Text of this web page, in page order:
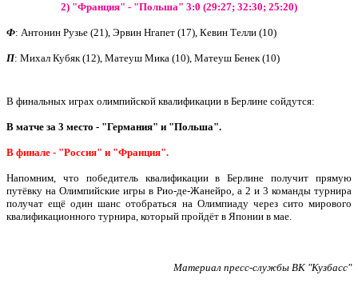
2) "Франция" - "Польша" 3:0 (29:27; 32:30; 25:20)
Ф: Антонин Рузье (21), Эрвин Нгапет (17), Кевин Телли (10)
П: Михал Кубяк (12), Матеуш Мика (10), Матеуш Бенек (10)
В финальных играх олимпийской квалификации в Берлине сойдутся:
В матче за 3 место - "Германия" и "Польша".
В финале - "Россия" и "Франция".
Напомним, что победитель квалификации в Берлине получит прямую
путёвку на Олимпийские игры в Рио-де-Жанейро, а 2 и 3 команды турнира
получат ещё один шанс отобраться на Олимпиаду через сито мирового
квалификационного турнира, который пройдёт в Японии в мае.
Материал пресс-службы ВК "Кузбасс"